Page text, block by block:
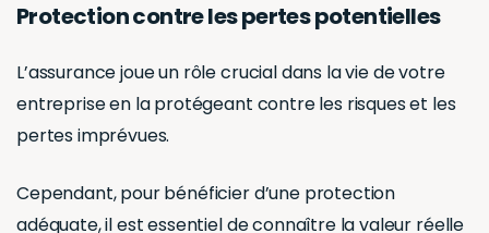
Protection contre les pertes potentielles
L’assurance joue un rôle crucial dans la vie de votre
entreprise en la protégeant contre les risques et les
pertes imprévues.
Cependant, pour bénéficier d’une protection
adéquate, il est essentiel de connaître la valeur réelle